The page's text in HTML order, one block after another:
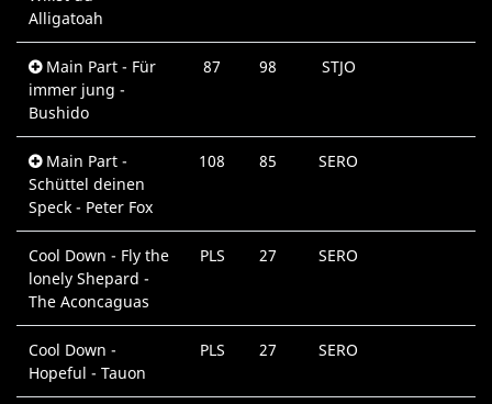
Alligatoah
Main Part - Für
immer jung -
Bushido
87 98 STJO
Main Part -
Schüttel deinen
Speck - Peter Fox
108 85 SERO
Cool Down - Fly the
lonely Shepard -
The Aconcaguas
PLS 27 SERO
Cool Down -
Hopeful - Tauon
PLS 27 SERO